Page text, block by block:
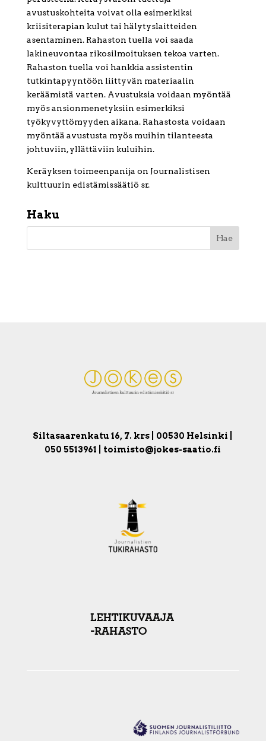
avustuskohteita voivat olla esimerkiksi
kriisiterapian kulut tai hälytyslaitteiden
asentaminen. Rahaston tuella voi saada
lakineuvontaa rikosilmoituksen tekoa varten.
Rahaston tuella voi hankkia assistentin
tutkintapyyntöön liittyvän materiaalin
keräämistä varten. Avustuksia voidaan myöntää
myös ansionmenetyksiin esimerkiksi
työkyvyttömyyden aikana. Rahastosta voidaan
myöntää avustusta myös muihin tilanteesta
johtuviin, yllättäviin kuluihin.
Keräyksen toimeenpanija on Journalistisen
kulttuurin edistämissäätiö sr.
Haku
Siltasaarenkatu 16, 7. krs | 00530 Helsinki |
050 5513961 | toimisto@jokes-saatio.fi